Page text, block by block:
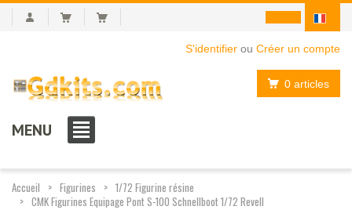
S'identifier ou Créer un compte
0 articles
MENU
Accueil Figurines
1/72 Figurine résine
CMK Figurines Equipage Pont S-100 Schnellboot 1/72 Revell